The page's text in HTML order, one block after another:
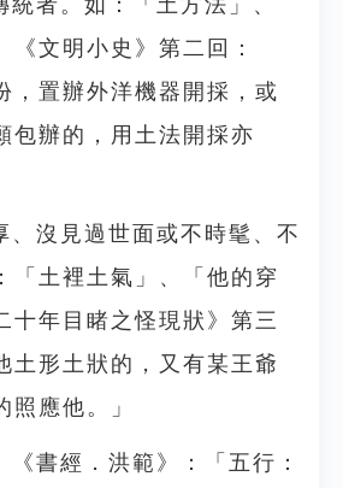
者。如：「土方法」、
《文明小史》第二回：
，置辦外洋機器開採，或
包辦的，用土法開採亦
、沒見過世面或不時髦、不
「土裡土氣」、「他的穿
十年目睹之怪現狀》第三
土形土狀的，又有某王爺
照應他。」
書經．洪範》：「五行：